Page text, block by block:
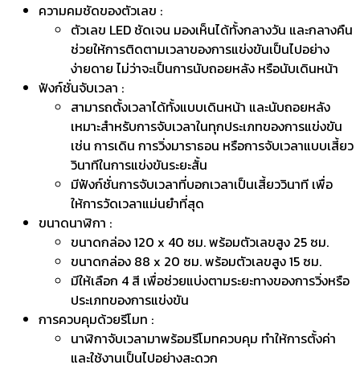
รายละเอียดของนาฬิกาจับเวลา (Stopwatch) :
จอแสดงผลสองด้าน :
นาฬิกามีจอแสดงผลทั้งด้านหน้า และด้านหลัง ทำให้ผู้
เข้าร่วมและผู้จัดงานสามารถมองเห็นเวลาได้จากทั้งสอง
ฝั่ง ไม่ว่าจะอยู่ในระยะใกล้หรือไกล
ความคมชัดของตัวเลข :
ตัวเลข LED ชัดเจน มองเห็นได้ทั้งกลางวัน และกลางคืน
ช่วยให้การติดตามเวลาของการแข่งขันเป็นไปอย่าง
ง่ายดาย ไม่ว่าจะเป็นการนับถอยหลัง หรือนับเดินหน้า
ฟังก์ชั่นจับเวลา :
สามารถตั้งเวลาได้ทั้งแบบเดินหน้า และนับถอยหลัง
เหมาะสำหรับการจับเวลาในทุกประเภทของการแข่งขัน
เช่น การเดิน การวิ่งมาราธอน หรือการจับเวลาแบบเสี้ยว
วินาทีในการแข่งขันระยะสั้น
มีฟังก์ชั่นการจับเวลาที่บอกเวลาเป็นเสี้ยววินาที เพื่อ
ให้การวัดเวลาแม่นยำที่สุด
ขนาดนาฬิกา :